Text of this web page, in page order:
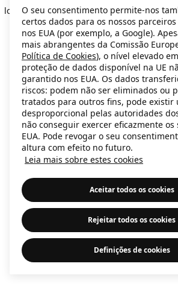
loadingsecondhand.ikea.com (see the
information).
O seu consentimento permite-nos
certos dados para os nossos
nos EUA (por exemplo, a Google).
mais abrangentes da Comissão
Política de Cookies), o nível elevado
proteção de dados disponível na UE
garantido nos EUA. Os dados
riscos: podem não ser eliminados ou
tratados para outros fins, pode existir
desproporcional pelas autoridades
não conseguir exercer eficazmente
EUA. Pode revogar o seu
altura com efeito no futuro.
Leia mais sobre estes cookies
Aceitar todos os cookies
Rejeitar todos os cookies
Definições de cookies